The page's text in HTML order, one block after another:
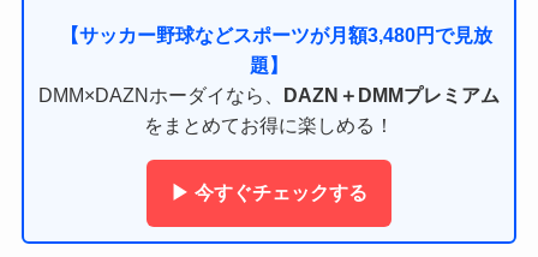
【サッカー野球などスポーツが月額3,480円で見放
題】
DMM×DAZNホーダイなら、
DAZN＋DMMプレミアム
をまとめてお得に楽しめる！
▶ 今すぐチェックする